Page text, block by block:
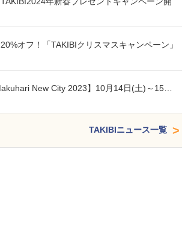
オフ！「TAKIBIクリスマスキャンペーン」
New City 2023】10月14日(土)～15…
TAKIBIニュース一覧